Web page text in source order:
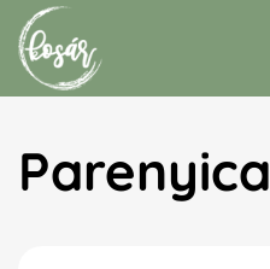
Parenyica